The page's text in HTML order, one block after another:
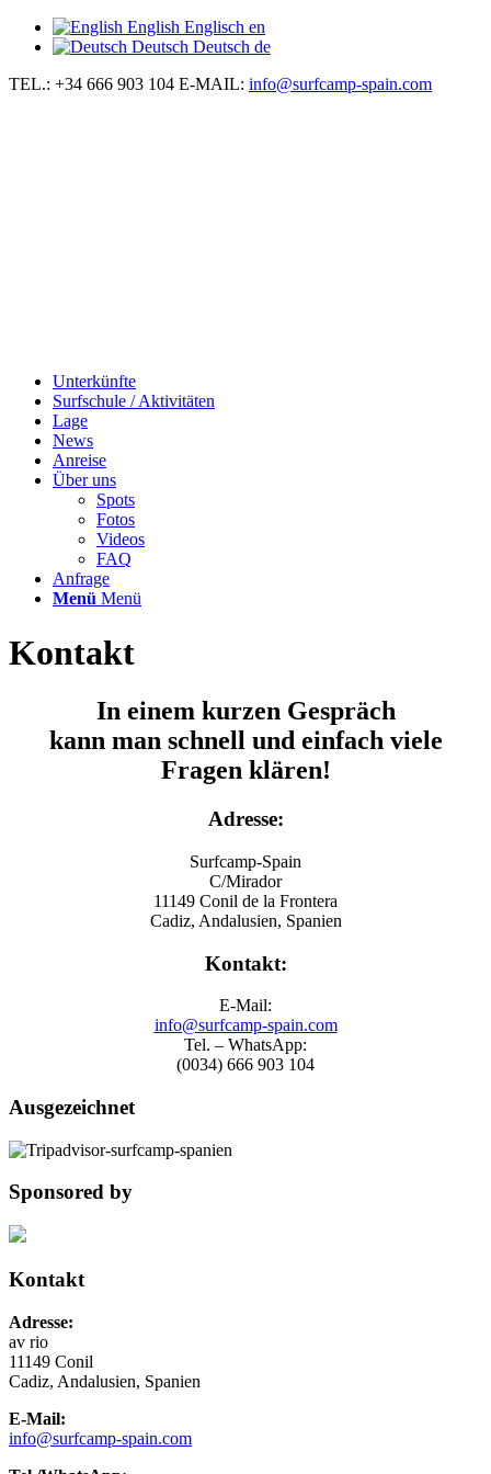
English Englisch en
Deutsch Deutsch de
TEL.: +34 666 903 104 E-MAIL: info@surfcamp-spain.com
Unterkünfte
Surfschule / Aktivitäten
Lage
News
Anreise
Über uns
Spots
Fotos
Videos
FAQ
Anfrage
Menü Menü
Kontakt
In einem kurzen Gespräch
kann man schnell und einfach viele
Fragen klären!
Adresse:
Surfcamp-Spain
C/Mirador
11149 Conil de la Frontera
Cadiz, Andalusien, Spanien
Kontakt:
E-Mail:
info@surfcamp-spain.com
Tel. – WhatsApp:
(0034) 666 903 104
Ausgezeichnet
Sponsored by
Kontakt
Adresse:
av rio
11149 Conil
Cadiz, Andalusien, Spanien
E-Mail:
info@surfcamp-spain.com